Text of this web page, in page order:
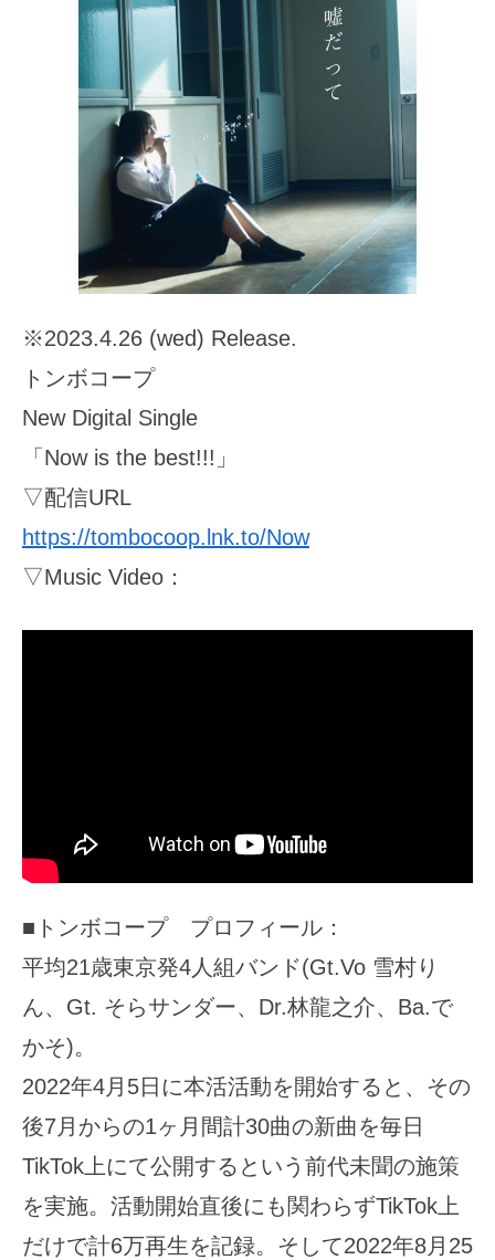
※2023.4.26 (wed) Release.
トンボコープ
New Digital Single
「Now is the best!!!」
▽配信URL
https://tombocoop.lnk.to/Now
▽Music Video：
■トンボコープ プロフィール：
平均21歳東京発4人組バンド(Gt.Vo 雪村り
ん、Gt. そらサンダー、Dr.林龍之介、Ba.で
かそ)。
2022年4月5日に本活活動を開始すると、その
後7月からの1ヶ月間計30曲の新曲を毎日
TikTok上にて公開するという前代未聞の施策
を実施。活動開始直後にも関わらずTikTok上
だけで計6万再生を記録。そして2022年8月25